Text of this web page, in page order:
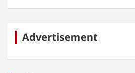
Advertisement